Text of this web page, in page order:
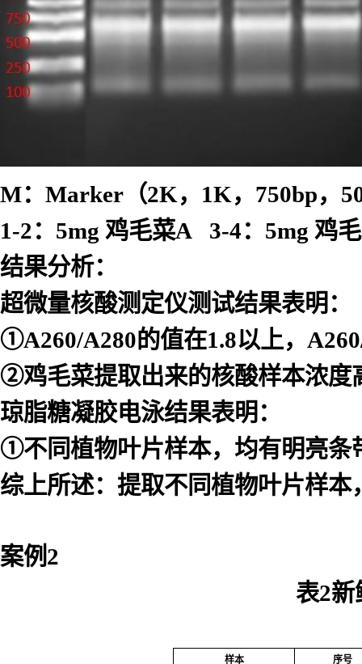
M：Marker （2K， 1K， 750bp，
1-2：5mg 鸡毛菜A 3-4：5mg 鸡
结果分析：
超微量核酸测定仪测试结果表明：
①A260/A280的值在1.8以上，
②鸡毛菜提取出来的核酸样本浓度
琼脂糖凝胶电泳结果表明：
①不同植物叶片样本，均有明亮条
综上所述：提取不同植物叶片样
案例2
表2新
样本 序号